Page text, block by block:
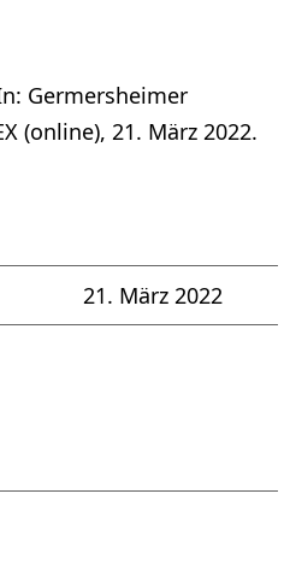
Germersheimer
(online), 21. März 2022.
21. März 2022